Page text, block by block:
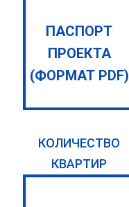
ПАСПОРТ
ПРОЕКТА
(ФОРМАТ PDF)
КОЛИЧЕСТВО
КВАРТИР